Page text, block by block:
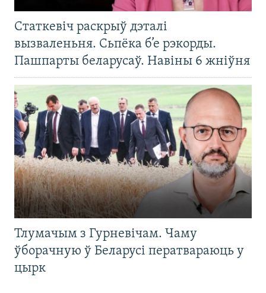
Статкевіч раскрыў дэталі
вызваленьня. Сьпёка б’е рэкорды.
Пашпарты беларусаў. Навіны 6 жніўня
Тлумачым з Гурневічам. Чаму
ўборачную ў Беларусі ператвараюць у
цырк